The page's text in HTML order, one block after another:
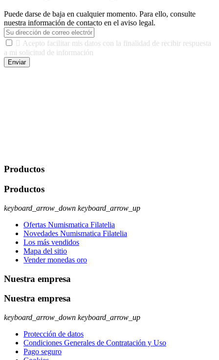
Puede darse de baja en cualquier momento. Para ello, consulte
nuestra información de contacto en el aviso legal.
 Acepto facilitar mis datos con la finalidad de recibir respuesta
a mi solicitud de información
Enviar
Productos
Productos
keyboard_arrow_down keyboard_arrow_up
Ofertas Numismatica Filatelia
Novedades Numismatica Filatelia
Los más vendidos
Mapa del sitio
Vender monedas oro
Nuestra empresa
Nuestra empresa
keyboard_arrow_down keyboard_arrow_up
Protección de datos
Condiciones Generales de Contratación y Uso
Pago seguro